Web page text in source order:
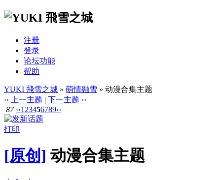
注册
登录
论坛功能
帮助
YUKI 飛雪之城 » 萌情融雪 » 动漫合集主题
‹‹ 上一主题 | 下一主题 ››
87 ‹‹1 23456789››
打印
[原创] 动漫合集主题